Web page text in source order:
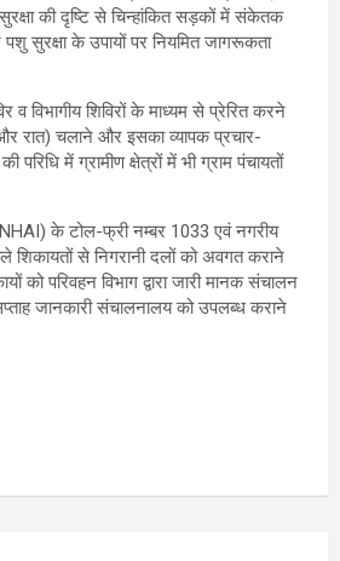
की दृष्टि से चिन्हांकित सड़कों में संकेतक
सुरक्षा के उपायों पर नियमित जागरूकता
विभागीय शिविरों के माध्यम से प्रेरित करने
रात) चलाने और इसका व्यापक प्रचार-
में ग्रामीण क्षेत्रों में भी ग्राम पंचायतों
के टोल-फ्री नम्बर 1033 एवं नगरीय
शिकायतों से निगरानी दलों को अवगत कराने
को परिवहन विभाग द्वारा जारी मानक संचालन
जानकारी संचालनालय को उपलब्ध कराने